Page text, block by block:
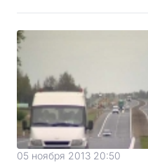
05 ноября 2013 20:50